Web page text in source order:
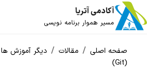
آکادمی آتریا
مسیر هموار برنامه نویسی
صفحه اصلی مقالات دیگر آموزش ها
(Git)